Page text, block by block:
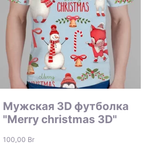
Мужская 3D футболка
"Merry christmas 3D"
100,00 Br